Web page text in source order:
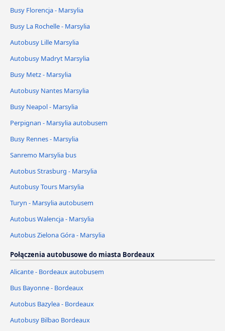
Busy Florencja - Marsylia
Busy La Rochelle - Marsylia
Autobusy Lille Marsylia
Autobusy Madryt Marsylia
Busy Metz - Marsylia
Autobusy Nantes Marsylia
Busy Neapol - Marsylia
Perpignan - Marsylia autobusem
Busy Rennes - Marsylia
Sanremo Marsylia bus
Autobus Strasburg - Marsylia
Autobusy Tours Marsylia
Turyn - Marsylia autobusem
Autobus Walencja - Marsylia
Autobus Zielona Góra - Marsylia
Połączenia autobusowe do miasta Bordeaux
Alicante - Bordeaux autobusem
Bus Bayonne - Bordeaux
Autobus Bazylea - Bordeaux
Autobusy Bilbao Bordeaux